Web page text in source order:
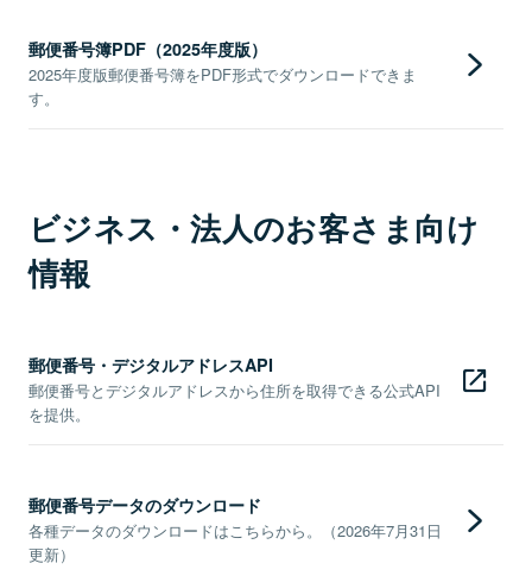
郵便番号簿PDF（2025年度版）
2025年度版郵便番号簿をPDF形式でダウンロードできま
す。
ビジネス・法人のお客さま向け
情報
郵便番号・デジタルアドレスAPI
郵便番号とデジタルアドレスから住所を取得できる公式API
を提供。
郵便番号データのダウンロード
各種データのダウンロードはこちらから。（2026年7月31日
更新）